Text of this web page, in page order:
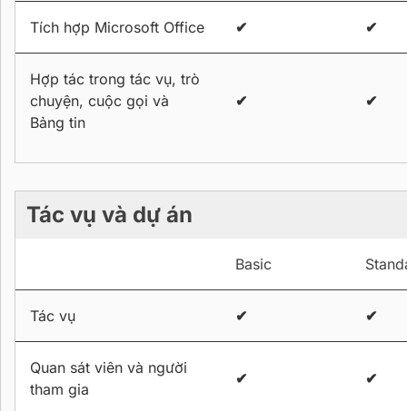
Tích hợp Microsoft Office ✔ ✔
Hợp tác trong tác vụ, trò
chuyện, cuộc gọi và
Bảng tin
✔ ✔
Tác vụ và dự án
Basic
Tác vụ ✔ ✔
Quan sát viên và người
tham gia
✔ ✔